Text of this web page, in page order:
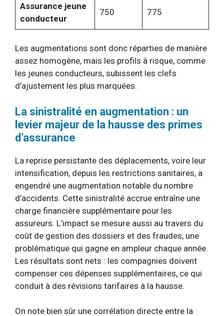
Assurance jeune
conducteur
750 775
Les augmentations sont donc réparties de manière
assez homogène, mais les profils à risque, comme
les jeunes conducteurs, subissent les clefs
d’ajustement les plus marquées.
La sinistralité en augmentation : un
levier majeur de la hausse des primes
d’assurance
La reprise persistante des déplacements, voire leur
intensification, depuis les restrictions sanitaires, a
engendré une augmentation notable du nombre
d’accidents. Cette sinistralité accrue entraîne une
charge financière supplémentaire pour les
assureurs. L’impact se mesure aussi au travers du
coût de gestion des dossiers et des fraudes, une
problématique qui gagne en ampleur chaque année.
Les résultats sont nets : les compagnies doivent
compenser ces dépenses supplémentaires, ce qui
conduit à des révisions tarifaires à la hausse.
On note bien sûr une corrélation directe entre la